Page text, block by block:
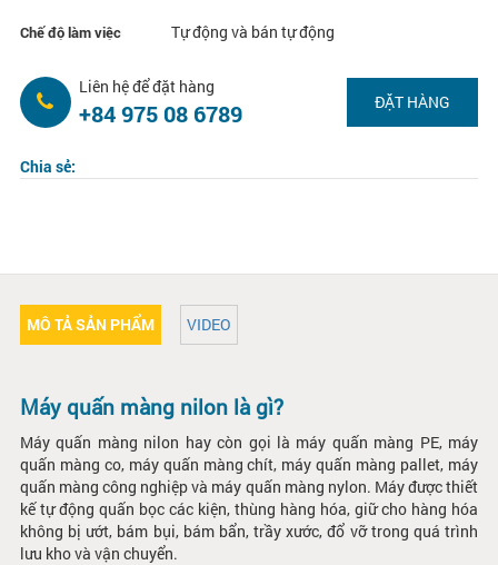
Chế độ làm việc Tự động và bán tự động
Liên hệ để đặt hàng
+84 975 08 6789 ĐẶT HÀNG
Chia sẻ:
MÔ TẢ SẢN PHẨM VIDEO
Máy quấn màng nilon là gì?
Máy quấn màng nilon hay còn gọi là máy quấn màng PE, máy
quấn màng co, máy quấn màng chít, máy quấn màng pallet, máy
quấn màng công nghiệp và máy quấn màng nylon. Máy được thiết
kế tự động quấn bọc các kiện, thùng hàng hóa, giữ cho hàng hóa
không bị ướt, bám bụi, bám bẩn, trầy xước, đổ vỡ trong quá trình
lưu kho và vận chuyển.